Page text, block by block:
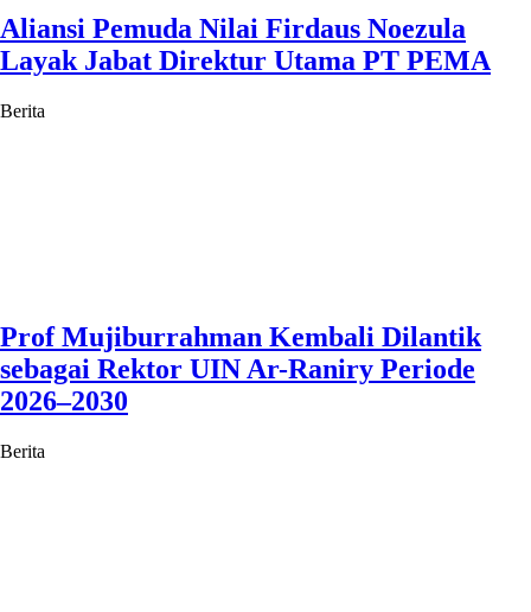
Aliansi Pemuda Nilai Firdaus Noezula
Layak Jabat Direktur Utama PT PEMA
Berita
Prof Mujiburrahman Kembali Dilantik
sebagai Rektor UIN Ar-Raniry Periode
2026–2030
Berita